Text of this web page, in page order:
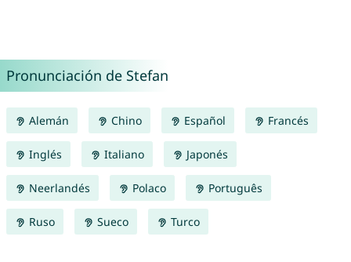
Pronunciación de Stefan
Alemán Chino Español Francés
Inglés Italiano Japonés
Neerlandés Polaco Português
Ruso Sueco Turco